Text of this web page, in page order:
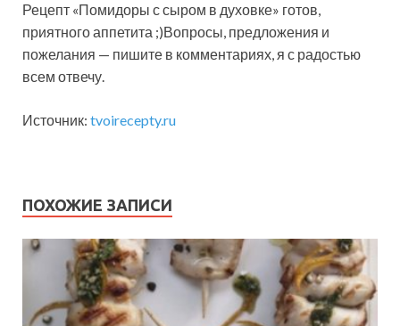
Рецепт «Помидоры с сыром в духовке» готов,
приятного аппетита ;)Вопросы, предложения и
пожелания — пишите в комментариях, я с радостью
всем отвечу.
Источник: tvoirecepty.ru
ПОХОЖИЕ ЗАПИСИ